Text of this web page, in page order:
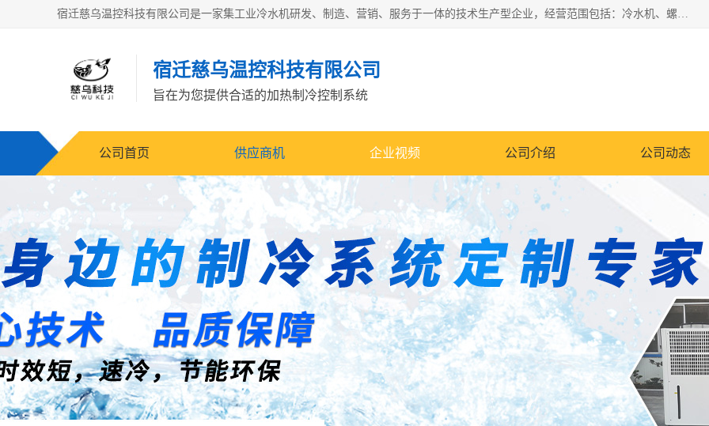
宿迁慈乌温控科技有限公司是一家集工业冷水机研发、制造、营销、服务于一体的技术生产型企业，经营范围包括：冷水机、螺杆式冷水机组、工业冷水机、水冷式冷水机、风冷式冷水机组、风冷螺杆式冷冻机组、冷冻机、注塑专用冷水机、混泥土专用冷水机、低温防爆冷水机组等。专业温控设备供应商 模温机/冷水机/导热油炉定制服务等
宿迁慈乌温控科技有限公司
旨在为您提供合适的加热制冷控制系统
公司首页 供应商机 企业视频 公司介绍 公司动态